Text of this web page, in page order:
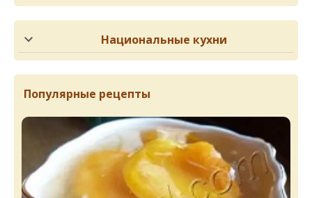
Национальные кухни
Популярные рецепты